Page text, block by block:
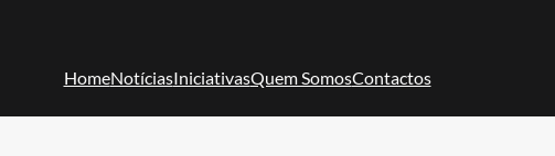
HomeNotíciasIniciativasQuem SomosContactos